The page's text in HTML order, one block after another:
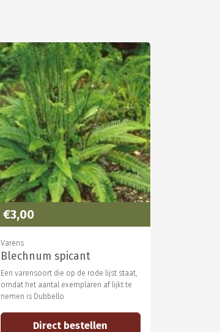
€3,00
Varens
Blechnum spicant
Een varensoort die op de rode lijst staat,
omdat het aantal exemplaren af lijkt te
nemen is Dubbello
Direct bestellen